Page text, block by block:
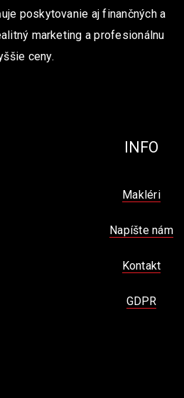
poskytovanie aj finančných a
marketing a profesionálnu
ceny.
INFO
Makléri
Napíšte nám
Kontakt
GDPR